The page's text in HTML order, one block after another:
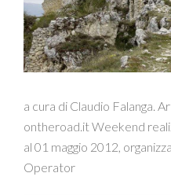
a cura di Claudio Falanga.
ontheroad.it Weekend
al 01 maggio 2012,
Operator